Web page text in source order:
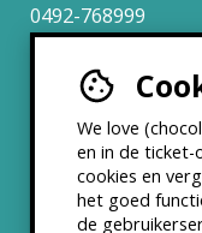
We love
en in de ticket-
cookies en
het goed
de
0492-768999
Werken bij
Partners &
ANBI status